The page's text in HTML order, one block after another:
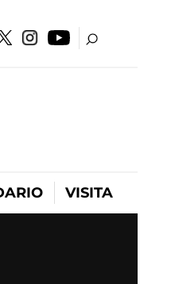
VISITA